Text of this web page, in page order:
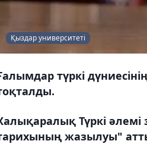
Қыздар университеті
түркі
Түркі
жазылуы"